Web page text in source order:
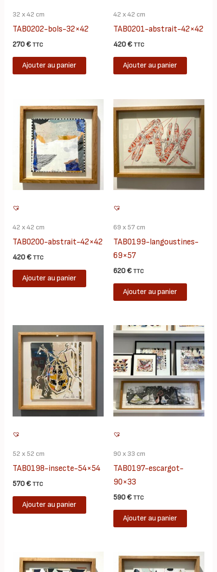
32 x 42 cm
TAB0202-bols-32×42
270€ TTC
Ajouter au panier
42 x 42 cm
TAB0201-abstrait-42×42
420€ TTC
Ajouter au panier
42 x 42 cm
TAB0200-abstrait-42×42
420€ TTC
Ajouter au panier
69 x 57 cm
TAB0199-langoustines-
69×57
620€ TTC
Ajouter au panier
52 x 52 cm
TAB0198-insecte-54×54
570€ TTC
Ajouter au panier
90 x 33 cm
TAB0197-escargot-
90×33
590€ TTC
Ajouter au panier